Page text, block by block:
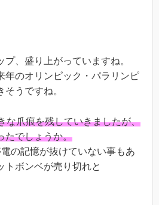
、盛り上がっていますね。
年のオリンピック・パラリンピ
うですね。
な爪痕を残していきましたが、
たでしょうか。
の記憶が抜けていない事もあ
トボンベが売り切れと